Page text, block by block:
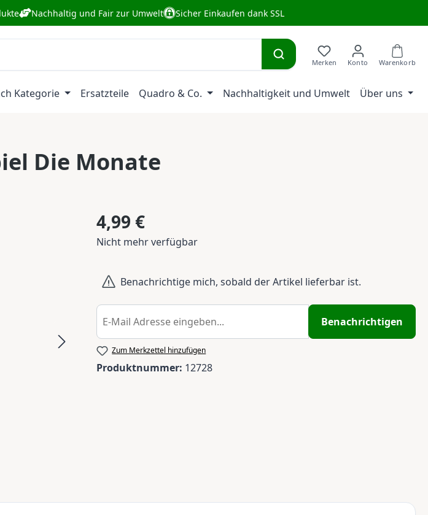
Nachhaltig und Fair zur Umwelt Sicher Einkaufen dank SSL
Kategorie Ersatzteile Quadro & Co. Nachhaltigkeit und Umwelt Über uns
Die Monate
Regulärer Preis:
4,99 €
Nicht mehr verfügbar
Benachrichtige mich, sobald der Artikel lieferbar ist.
Benachrichtigen
Zum Merkzettel hinzufügen
Produktnummer: 12728